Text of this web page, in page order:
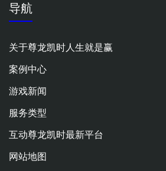
导航
关于尊龙凯时人生就是赢
案例中心
游戏新闻
服务类型
互动尊龙凯时最新平台
网站地图